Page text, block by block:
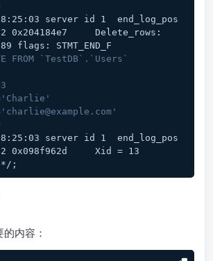
8:25:03 server id 1  end_log_pos
0x204184e7     Delete_rows:
flags: STMT_END_F
FROM `TestDB`.`Users`
8:25:03 server id 1  end_log_pos
0x098f962d     Xid = 13
;
内容：